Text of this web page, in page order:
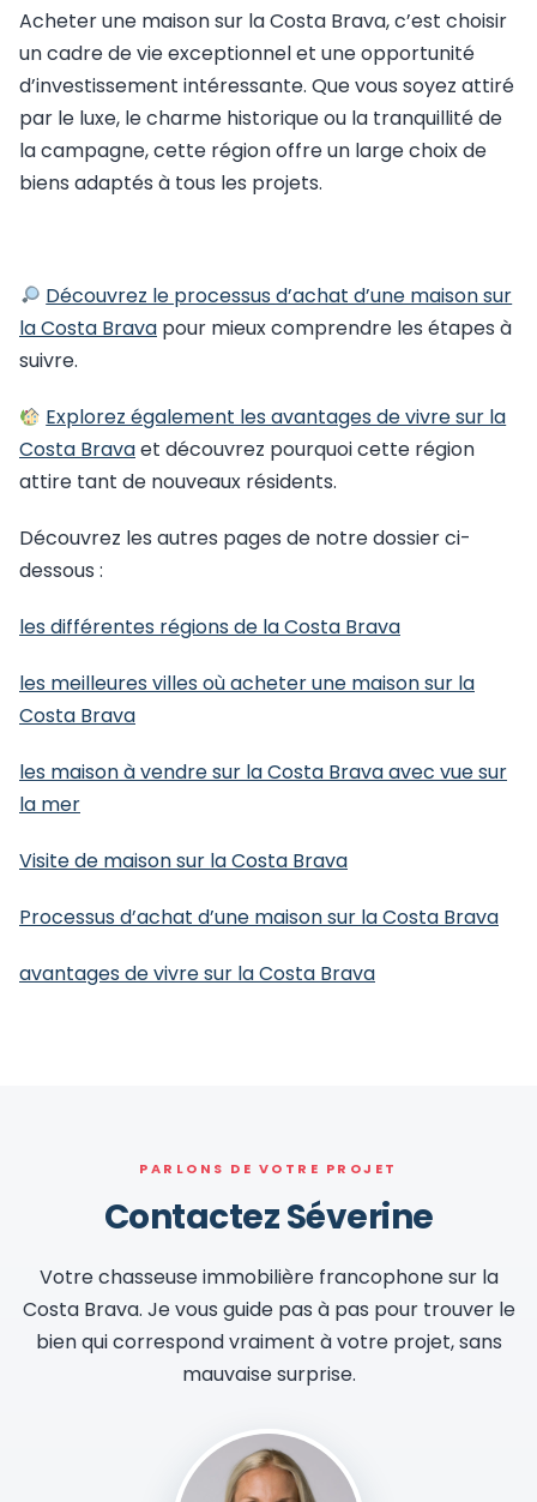
Acheter une maison sur la Costa Brava, c’est choisir
un cadre de vie exceptionnel et une opportunité
d’investissement intéressante. Que vous soyez attiré
par le luxe, le charme historique ou la tranquillité de
la campagne, cette région offre un large choix de
biens adaptés à tous les projets.
Découvrez le processus d’achat d’une maison sur
la Costa Brava pour mieux comprendre les étapes à
suivre.
Explorez également les avantages de vivre sur la
Costa Bravaet découvrez pourquoi cette région
attire tant de nouveaux résidents.
Découvrez les autres pages de notre dossier ci-
dessous :
les différentes régions de la Costa Brava
les meilleures villes où acheter une maison sur la
Costa Brava
les maison à vendre sur la Costa Brava avec vue sur
la mer
Visite de maison sur la Costa Brava
Processus d’achat d’une maison sur la Costa Brava
avantages de vivre sur la Costa Brava
PARLONS DE VOTRE PROJET
Contactez Séverine
Votre chasseuse immobilière francophone sur la
Costa Brava. Je vous guide pas à pas pour trouver le
bien qui correspond vraiment à votre projet, sans
mauvaise surprise.